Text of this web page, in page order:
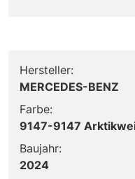
Hersteller:
MERCEDES-BENZ
Farbe:
9147-9147
Baujahr:
2024